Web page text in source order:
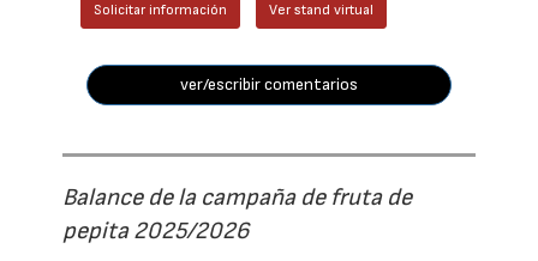
Solicitar información Ver stand virtual
ver/escribir comentarios
Balance de la campaña de fruta de
pepita 2025/2026